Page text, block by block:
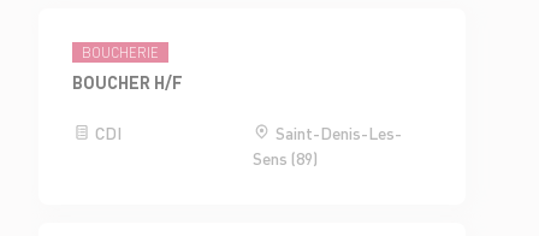
BOUCHERIE
BOUCHER H/F
CDI
Saint-Denis-Les-
Sens (89)